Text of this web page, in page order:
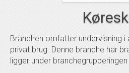
Branchen omfatter undervisning
privat brug. Denne branche har
ligger under